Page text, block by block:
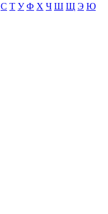
С Т У Ф Х Ч Ш Щ Э Ю